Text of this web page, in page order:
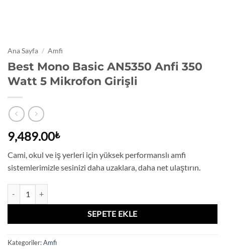
Ana Sayfa / Amfi
Best Mono Basic AN5350 Anfi 350
Watt 5 Mikrofon Girişli
9,489.00₺
Cami, okul ve iş yerleri için yüksek performanslı amfi
sistemlerimizle sesinizi daha uzaklara, daha net ulaştırın.
SEPETE EKLE
Kategoriler:Amfi